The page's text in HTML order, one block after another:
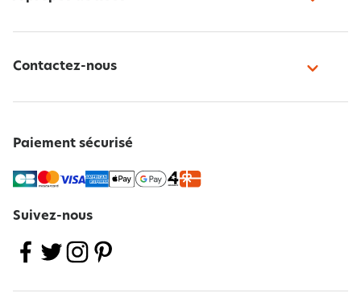
Contactez-nous
Paiement sécurisé
Suivez-nous